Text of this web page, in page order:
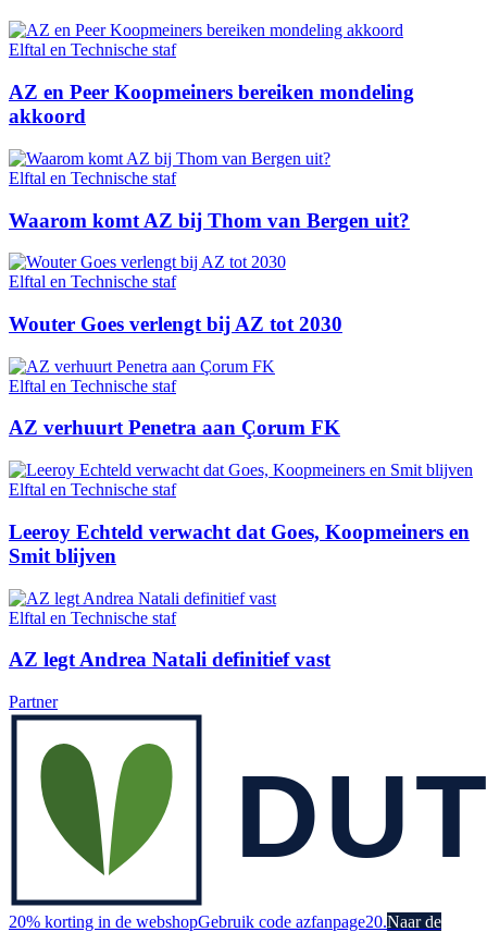
Elftal en Technische staf
AZ en Peer Koopmeiners bereiken mondeling
akkoord
Elftal en Technische staf
Waarom komt AZ bij Thom van Bergen uit?
Elftal en Technische staf
Wouter Goes verlengt bij AZ tot 2030
Elftal en Technische staf
AZ verhuurt Penetra aan Çorum FK
Elftal en Technische staf
Leeroy Echteld verwacht dat Goes, Koopmeiners en
Smit blijven
Elftal en Technische staf
AZ legt Andrea Natali definitief vast
Partner
20% korting in de webshopGebruik code azfanpage20.Naar de